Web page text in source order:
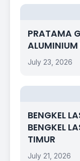
PRATAMA
ALUMINIUM
July 23, 2026
BENGKEL
BENGKEL
TIMUR
July 21, 2026